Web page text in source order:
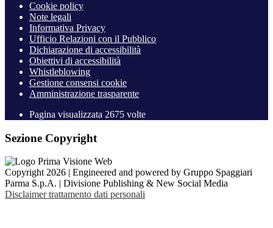
Cookie policy
Note legali
Informativa Privacy
Ufficio Relazioni con il Pubblico
Dichiarazione di accessibilità
Obiettivi di accessibilità
Whistleblowing
Gestione consensi cookie
Amministrazione trasparente
Pagina visualizzata 2675 volte
Sezione Copyright
Copyright 2026 | Engineered and powered by Gruppo Spaggiari
Parma S.p.A. | Divisione Publishing & New Social Media
Disclaimer trattamento dati personali